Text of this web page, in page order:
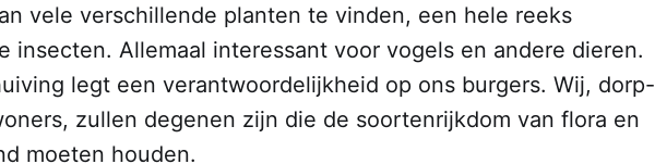
vele verschillende planten te vinden, een hele reeks
insecten. Allemaal interessant voor vogels en andere dieren.
legt een verantwoordelijkheid op ons burgers. Wij, dorp-
zullen degenen zijn die de soortenrijkdom van flora en
moeten houden.